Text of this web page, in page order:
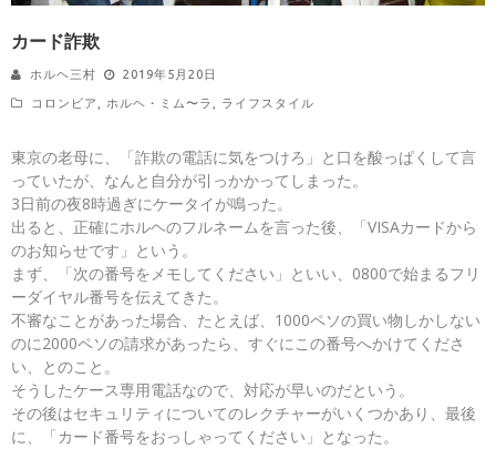
カード詐欺
ホルヘ三村 2019年5月20日
コロンビア ホルヘ・ミム〜ラ ライフスタイル
東京の老母に、「詐欺の電話に気をつけろ」と口を酸っぱくして言
っていたが、なんと自分が引っかかってしまった。
3日前の夜8時過ぎにケータイが鳴った。
出ると、正確にホルヘのフルネームを言った後、「VISAカードから
のお知らせです」という。
まず、「次の番号をメモしてください」といい、0800で始まるフリ
ーダイヤル番号を伝えてきた。
不審なことがあった場合、たとえば、1000ペソの買い物しかしない
のに2000ペソの請求があったら、すぐにこの番号へかけてくださ
い、とのこと。
そうしたケース専用電話なので、対応が早いのだという。
その後はセキュリティについてのレクチャーがいくつかあり、最後
に、「カード番号をおっしゃってください」となった。